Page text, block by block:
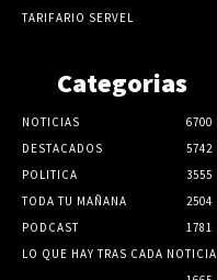
TARIFARIO SERVEL
Categorias
NOTICIAS
6700
DESTACADOS
5742
POLITICA
3555
TODA TU MAÑANA
2504
PODCAST
1781
LO QUE HAY TRAS CADA NOTICIA